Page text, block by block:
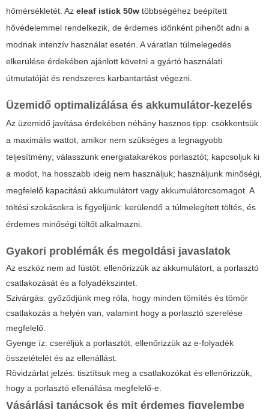
hőmérsékletét. Az eleaf istick 50w többségéhez beépített
hővédelemmel rendelkezik, de érdemes időnként pihenőt adni a
modnak intenzív használat esetén. A váratlan túlmelegedés
elkerülése érdekében ajánlott követni a gyártó használati
útmutatóját és rendszeres karbantartást végezni.
Üzemidő optimalizálása és akkumulátor-kezelés
Az üzemidő javítása érdekében néhány hasznos tipp: csökkentsük
a maximális wattot, amikor nem szükséges a legnagyobb
teljesítmény; válasszunk energiatakarékos porlasztót; kapcsoljuk ki
a modot, ha hosszabb ideig nem használjuk; használjunk minőségi,
megfelelő kapacitású akkumulátort vagy akkumulátorcsomagot. A
töltési szokásokra is figyeljünk: kerülendő a túlmelegített töltés, és
érdemes minőségi töltőt alkalmazni.
Gyakori problémák és megoldási javaslatok
Az eszköz nem ad füstöt: ellenőrizzük az akkumulátort, a porlasztó
csatlakozását és a folyadékszintet.
Szivárgás: győződjünk meg róla, hogy minden tömítés és tömör
csatlakozás a helyén van, valamint hogy a porlasztó szerelése
megfelelő.
Gyenge íz: cseréljük a porlasztót, ellenőrizzük az e-folyadék
összetételét és az ellenállást.
Rövidzárlat jelzés: tisztítsuk meg a csatlakozókat és ellenőrizzük,
hogy a porlasztó ellenállása megfelelő-e.
Vásárlási tanácsok és mit érdemes figyelembe